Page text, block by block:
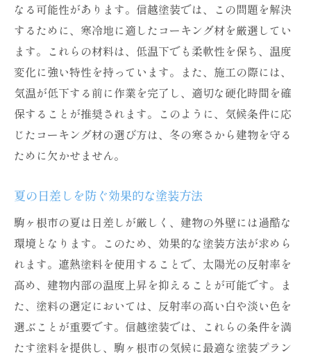
駒ヶ根市の気候に特化した塗料選び
施工技術と材料の相乗効果
地域の特性を考慮した塗装工程
信越塗装の独自技術の紹介
施工後の確認と定期的な点検
地域住民に選ばれる理由
コーキング塗装で駒ヶ根市の建物を守る理由
外壁の劣化を防ぐための必須手段
美観を保つための塗装技術
エネルギー効率を高める外壁保護
地域社会に貢献する施工業者
長期的な家計へのメリット
駒ヶ根市の気候に最適なコーキング塗料の選び
方
なる可能性があります。信越塗装では、この問題を解決
するために、寒冷地に適したコーキング材を厳選してい
ます。これらの材料は、低温下でも柔軟性を保ち、温度
変化に強い特性を持っています。また、施工の際には、
気温が低下する前に作業を完了し、適切な硬化時間を確
保することが推奨されます。このように、気候条件に応
じたコーキング材の選び方は、冬の寒さから建物を守る
ために欠かせません。
夏の日差しを防ぐ効果的な塗装方法
駒ヶ根市の夏は日差しが厳しく、建物の外壁には過酷な
環境となります。このため、効果的な塗装方法が求めら
れます。遮熱塗料を使用することで、太陽光の反射率を
高め、建物内部の温度上昇を抑えることが可能です。ま
た、塗料の選定においては、反射率の高い白や淡い色を
選ぶことが重要です。信越塗装では、これらの条件を満
たす塗料を提供し、駒ヶ根市の気候に最適な塗装プラン